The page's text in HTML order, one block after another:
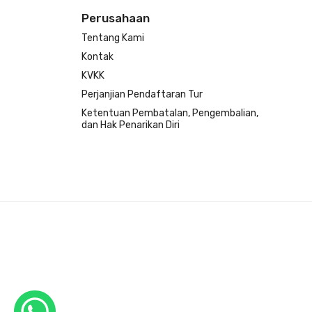
Perusahaan
Tentang Kami
Kontak
KVKK
Perjanjian Pendaftaran Tur
Ketentuan Pembatalan, Pengembalian,
dan Hak Penarikan Diri